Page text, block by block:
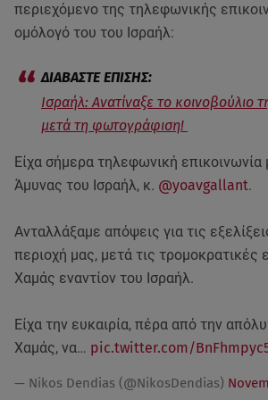
περιεχόμενο της τηλεφωνικής
ομόλογό του του Ισραήλ:
Ισραήλ: Ανατίναξε το κοινοβούλιο
μετά τη φωτογράφιση!
Είχα σήμερα τηλεφωνική
Άμυνας του Ισραήλ, κ. @yoavgallant.
Ανταλλάξαμε απόψεις για τις
περιοχή μας, μετά τις τρομοκρατικές
Χαμάς εναντίον του Ισραήλ.
Είχα την ευκαιρία, πέρα από την
Χαμάς, να… pic.twitter.com/
— Nikos Dendias (@NikosDendias)